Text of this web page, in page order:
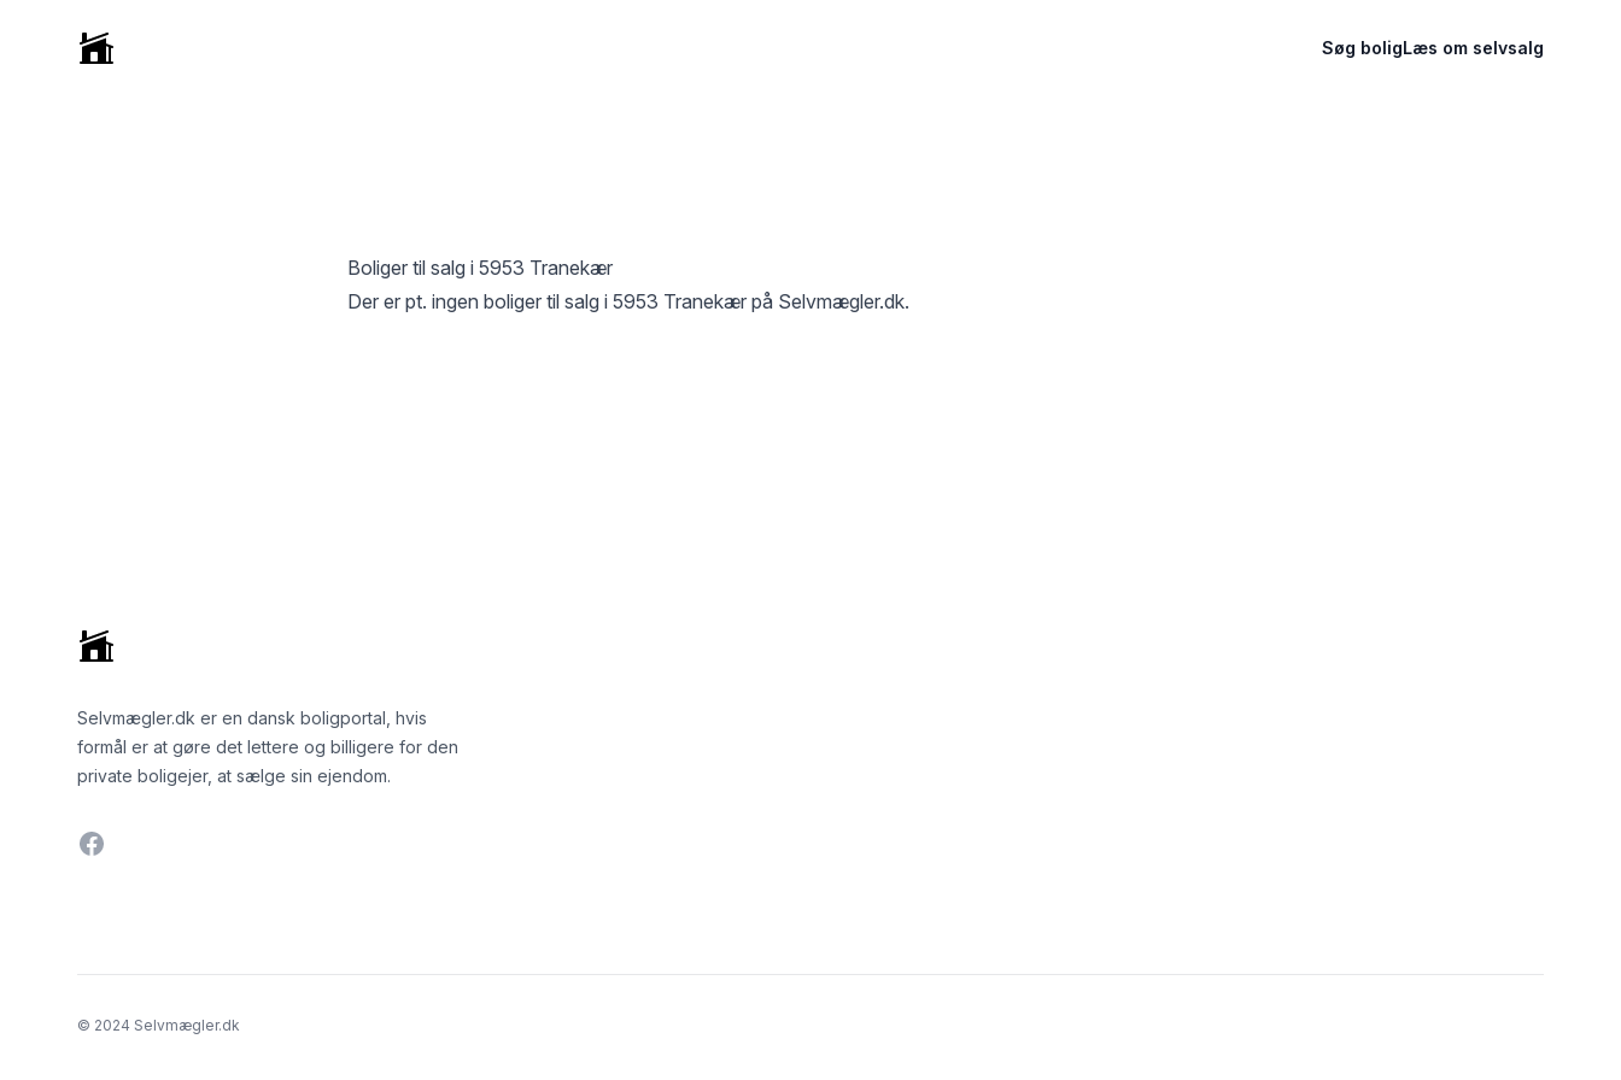
Selvmægler Søg boligLæs om selvsalg
Boliger til salg i 5953 Tranekær
Der er pt. ingen boliger til salg i 5953 Tranekær på Selvmægler.dk.
Selvmægler.dk er en dansk boligportal, hvis
formål er at gøre det lettere og billigere for den
private boligejer, at sælge sin ejendom.
Facebook
© 2024 Selvmægler.dk